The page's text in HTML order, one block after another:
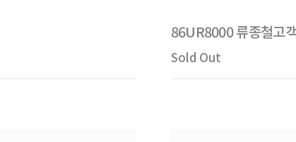
86UR8000 류종철고
Sold Out